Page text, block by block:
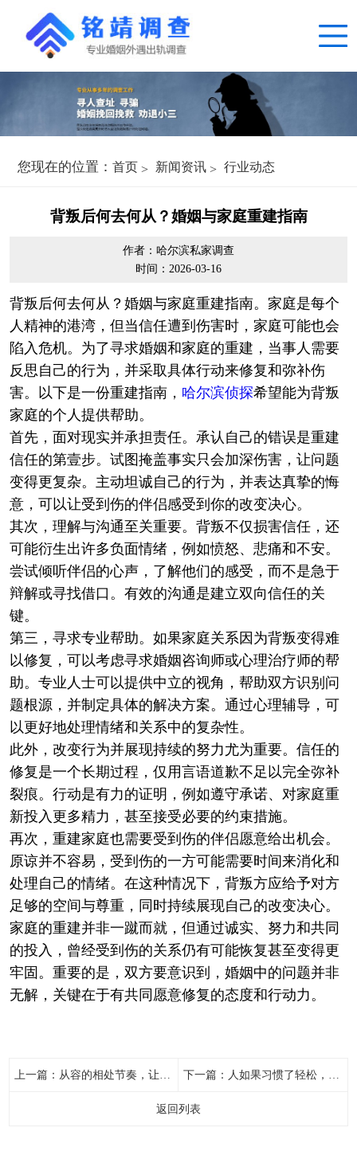
您现在的位置： 首页 新闻资讯 行业动态
背叛后何去何从？婚姻与家庭重建指南
作者：哈尔滨私家调查
时间：2026-03-16
背叛后何去何从？婚姻与家庭重建指南。家庭是每个
人精神的港湾，但当信任遭到伤害时，家庭可能也会
陷入危机。为了寻求婚姻和家庭的重建，当事人需要
反思自己的行为，并采取具体行动来修复和弥补伤
害。以下是一份重建指南， 哈尔滨侦探希望能为背叛
家庭的个人提供帮助。
首先，面对现实并承担责任。承认自己的错误是重建
信任的第壹步。试图掩盖事实只会加深伤害，让问题
变得更复杂。主动坦诚自己的行为，并表达真挚的悔
意，可以让受到伤的伴侣感受到你的改变决心。
其次，理解与沟通至关重要。背叛不仅损害信任，还
可能衍生出许多负面情绪，例如愤怒、悲痛和不安。
尝试倾听伴侣的心声，了解他们的感受，而不是急于
辩解或寻找借口。有效的沟通是建立双向信任的关
键。
第三，寻求专业帮助。如果家庭关系因为背叛变得难
以修复，可以考虑寻求婚姻咨询师或心理治疗师的帮
助。专业人士可以提供中立的视角，帮助双方识别问
题根源，并制定具体的解决方案。通过心理辅导，可
以更好地处理情绪和关系中的复杂性。
此外，改变行为并展现持续的努力尤为重要。信任的
修复是一个长期过程，仅用言语道歉不足以完全弥补
裂痕。行动是有力的证明，例如遵守承诺、对家庭重
新投入更多精力，甚至接受必要的约束措施。
再次，重建家庭也需要受到伤的伴侣愿意给出机会。
原谅并不容易，受到伤的一方可能需要时间来消化和
处理自己的情绪。在这种情况下，背叛方应给予对方
足够的空间与尊重，同时持续展现自己的改变决心。
家庭的重建并非一蹴而就，但通过诚实、努力和共同
的投入，曾经受到伤的关系仍有可能恢复甚至变得更
牢固。重要的是，双方要意识到，婚姻中的问题并非
无解，关键在于有共同愿意修复的态度和行动力。
上一篇： 从容的相处节奏，让彼此更放松、更投入 下一篇： 人如果习惯了轻松，就再也回不到紧绷状态
返回列表